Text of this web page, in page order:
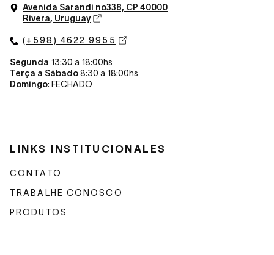
Avenida Sarandi no338, CP 40000
Rivera, Uruguay
(+598) 4622 9955
Segunda 13:30 a 18:00hs
Terça a Sábado8:30 a 18:00hs
Domingo: FECHADO
LINKS INSTITUCIONALES
CONTATO
TRABALHE CONOSCO
PRODUTOS